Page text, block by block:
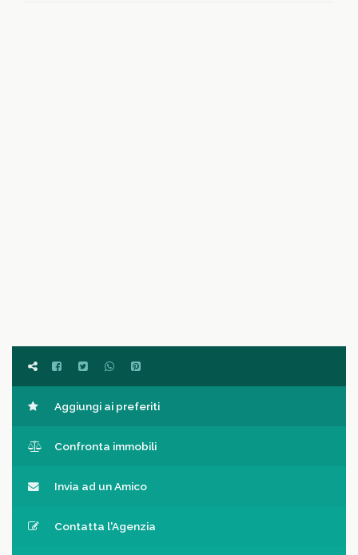
Aggiungi ai preferiti
Confronta immobili
Invia ad un Amico
Contatta l'Agenzia